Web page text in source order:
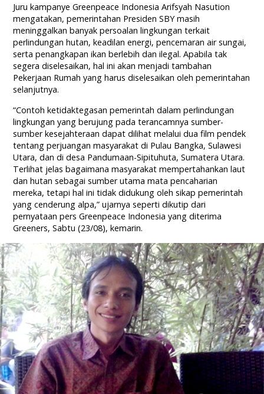
Juru kampanye Greenpeace Indonesia Arifsyah Nasution
mengatakan, pemerintahan Presiden SBY masih
meninggalkan banyak persoalan lingkungan terkait
perlindungan hutan, keadilan energi, pencemaran air sungai,
serta penangkapan ikan berlebih dan ilegal. Apabila tak
segera diselesaikan, hal ini akan menjadi tambahan
Pekerjaan Rumah yang harus diselesaikan oleh pemerintahan
selanjutnya.
“Contoh ketidaktegasan pemerintah dalam perlindungan
lingkungan yang berujung pada terancamnya sumber-
sumber kesejahteraan dapat dilihat melalui dua film pendek
tentang perjuangan masyarakat di Pulau Bangka, Sulawesi
Utara, dan di desa Pandumaan-Sipituhuta, Sumatera Utara.
Terlihat jelas bagaimana masyarakat mempertahankan laut
dan hutan sebagai sumber utama mata pencaharian
mereka, tetapi hal ini tidak didukung oleh sikap pemerintah
yang cenderung alpa,” ujarnya seperti dikutip dari
pernyataan pers Greenpeace Indonesia yang diterima
Greeners, Sabtu (23/08), kemarin.